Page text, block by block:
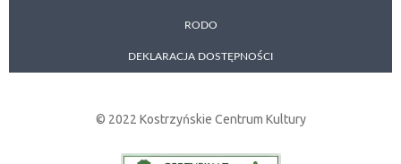
RODO
DEKLARACJA DOSTĘPNOŚCI
© 2022 Kostrzyńskie Centrum Kultury